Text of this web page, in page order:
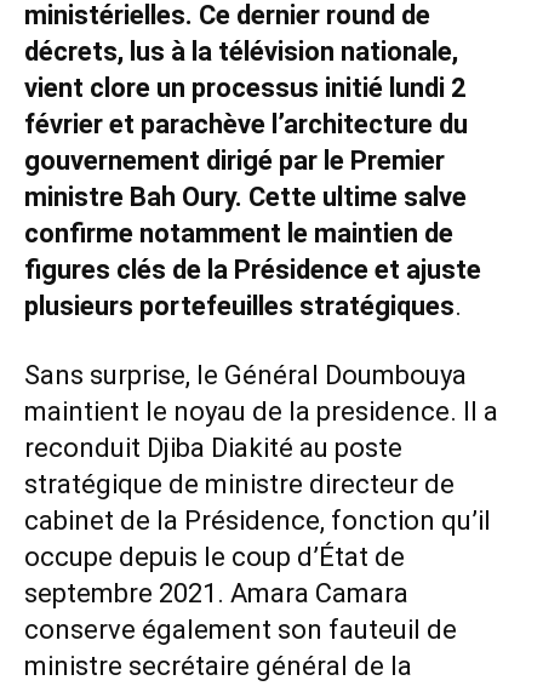
ministérielles. Ce dernier round de
décrets, lus à la télévision nationale,
vient clore un processus initié lundi 2
février et parachève l’architecture du
gouvernement dirigé par le Premier
ministre Bah Oury. Cette ultime salve
confirme notamment le maintien de
figures clés de la Présidence et ajuste
plusieurs portefeuilles stratégiques.
Sans surprise, le Général Doumbouya
maintient le noyau de la presidence. Il a
reconduit Djiba Diakité au poste
stratégique de ministre directeur de
cabinet de la Présidence, fonction qu’il
occupe depuis le coup d’État de
septembre 2021. Amara Camara
conserve également son fauteuil de
ministre secrétaire général de la